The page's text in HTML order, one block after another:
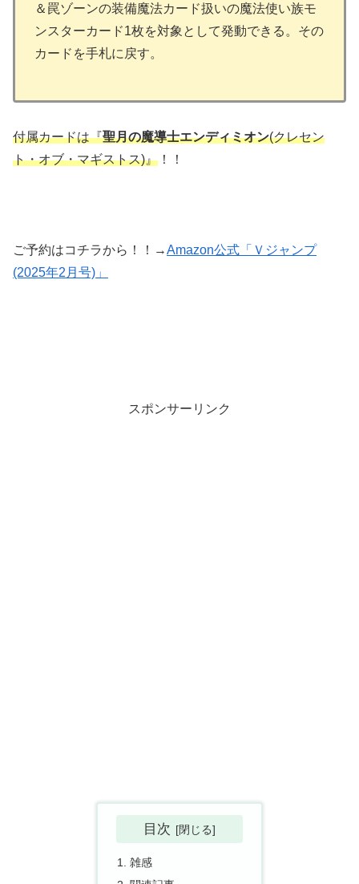
＆罠ゾーンの装備魔法カード扱いの魔法使い族モ
ンスターカード1枚を対象として発動できる。その
カードを手札に戻す。
付属カードは『聖月の魔導士エンディミオン(クレセン
ト・オブ・マギストス)』 ！！
ご予約はコチラから！！→Amazon公式「Ｖジャンプ
(2025年2月号)」
スポンサーリンク
目次
雑感